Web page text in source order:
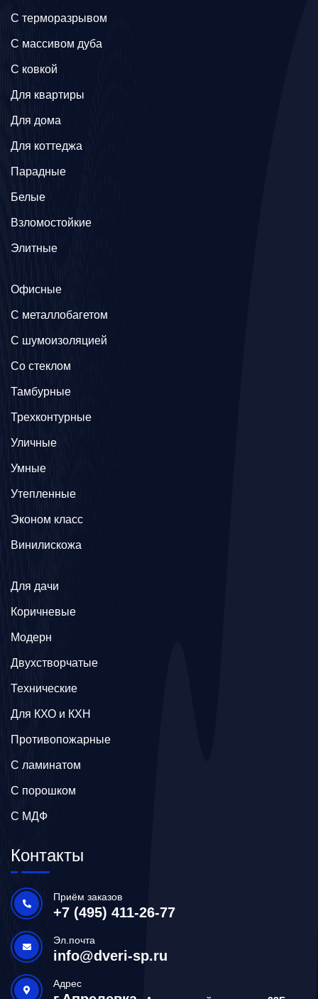
C терморазрывом
C массивом дуба
C ковкой
Для квартиры
Для дома
Для коттеджа
Парадные
Белые
Взломостойкие
Элитные
Офисные
C металлобагетом
С шумоизоляцией
Со стеклом
Тамбурные
Трехконтурные
Уличные
Умные
Утепленные
Эконом класс
Винилискожа
Для дачи
Коричневые
Модерн
Двухстворчатые
Технические
Для КХО и КХН
Противопожарные
С ламинатом
С порошком
С МДФ
Контакты
Приём заказов
+7 (495) 411-26-77
Эл.почта
info@dveri-sp.ru
Адрес